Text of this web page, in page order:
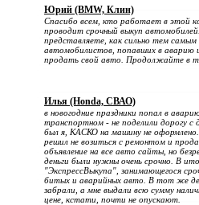
Юрий (BMW, Клин)
Спасибо всем, кто работает в этой
проводит срочный выкуп
представляете, как сильно тем самым
автомобилистов, попавших в
продать свой авто. Продолжайте в
Илья (Honda, СВАО)
в новогодние праздники попал в
транспортном - не поделили дорогу
был я, КАСКО на машину не оформлено.
решил не возиться с ремонтом и
объявление на все авто сайты, но
деньги были нужны очень срочно. В
"ЭкспрессВыкупа", занимающегося
битых и аварийных авто. В тот же
забрали, а мне выдали всю сумму
цене, кстати, почти не опускают.